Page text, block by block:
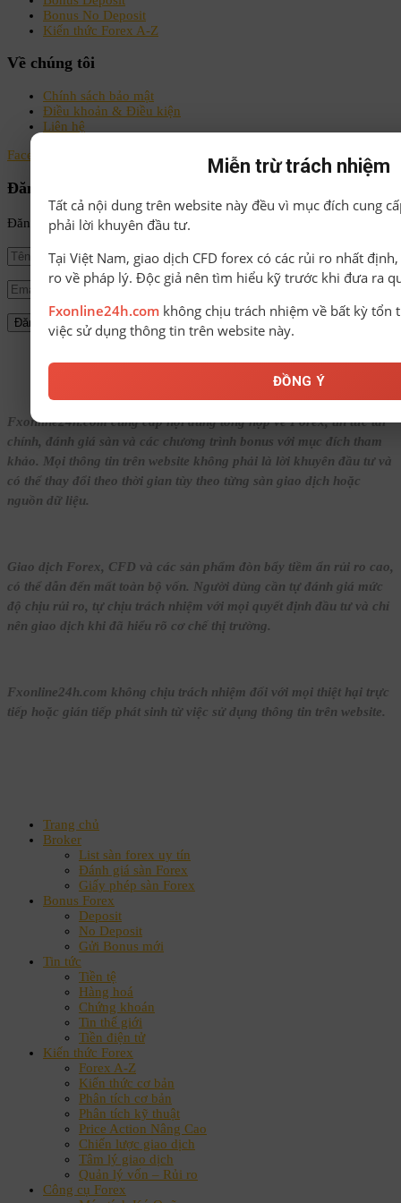
Bonus No Deposit
Kiến thức Forex A-Z
Về chúng tôi
Chính sách bảo mật
Điều khoản & Điều kiện
Liên hệ
Facebook
Email
Đăng ký nhận tin
Đăng ký để nhận tin tức mới nhất từ FxOnline24h!
Fxonline24h.com cung cấp nội dung tổng hợp về Forex, tin tức tài
chính, đánh giá sàn và các chương trình bonus với mục đích tham
khảo. Mọi thông tin trên website không phải là lời khuyên đầu tư và
có thể thay đổi theo thời gian tùy theo từng sàn giao dịch hoặc
nguồn dữ liệu.
Giao dịch Forex, CFD và các sản phẩm đòn bẩy tiềm ẩn rủi ro cao,
có thể dẫn đến mất toàn bộ vốn. Người dùng cần tự đánh giá mức
độ chịu rủi ro, tự chịu trách nhiệm với mọi quyết định đầu tư và chỉ
nên giao dịch khi đã hiểu rõ cơ chế thị trường.
Fxonline24h.com không chịu trách nhiệm đối với mọi thiệt hại trực
tiếp hoặc gián tiếp phát sinh từ việc sử dụng thông tin trên website.
Trang chủ
Broker
List sàn forex uy tín
Đánh giá sàn Forex
Giấy phép sàn Forex
Bonus Forex
Deposit
No Deposit
Gửi Bonus mới
Tin tức
Tiền tệ
Hàng hoá
Chứng khoán
Tin thế giới
Tiền điện tử
Kiến thức Forex
Forex A-Z
Kiến thức cơ bản
Phân tích cơ bản
Phân tích kỹ thuật
Price Action Nâng Cao
Chiến lược giao dịch
Tâm lý giao dịch
Quản lý vốn – Rủi ro
Công cụ Forex
Miễn trừ trách nhiệm
Tất cả nội dung trên website này đều vì mục đích cung
phải lời khuyên đầu tư.
Tại Việt Nam, giao dịch CFD forex có các rủi ro nhất
ro về pháp lý. Độc giả nên tìm hiểu kỹ trước khi đưa ra
Fxonline24h.com không chịu trách nhiệm về bất kỳ tổn
việc sử dụng thông tin trên website này.
ĐỒNG Ý